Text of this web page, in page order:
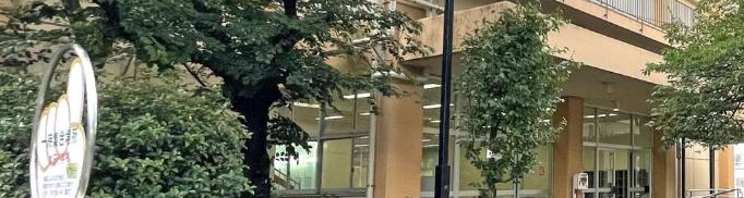
沿線・駅からさがす
学校区からさがす
特徴からさがす
投資用物件をさがす
新着物件をさがす
相場と買いたい人を調べる 買いたい人が集まる3つの理由
住まいの魅力を引き出す宣伝力
チームで売却をサポート
建物の検査と保証サービス
リフォーム事例集
中古×リフォームとは
リフォーム一体型住宅ローン
工事の様子を共有するイエナカログ
安心の自社施工・自社管理体制
自由が丘営業所
二子玉川営業所
北千住営業所
赤羽営業所
中野営業所
ウィル空間デザインのスタッフ
ウィルフィナンシャルコミュニケーシ
ョンズのスタッフ
会社概要
トップメッセージ
歴史・沿革
組織図
開発分譲実績
ワンストップサービス
不動産流通事業
リフォーム・リノベーション事業
開発分譲事業
ファイナンシャルプランニング事業